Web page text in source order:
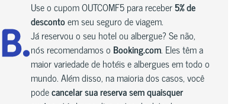
Use o cupom OUTCOMF5 para receber5% de
descontoem seu seguro de viagem.
Já reservou o seu hotel ou albergue? Se não,
nós recomendamos o Booking.com. Eles têm a
maior variedade de hotéis e albergues em todo o
mundo. Além disso, na maioria dos casos, você
podecancelar sua reserva sem quaisquer